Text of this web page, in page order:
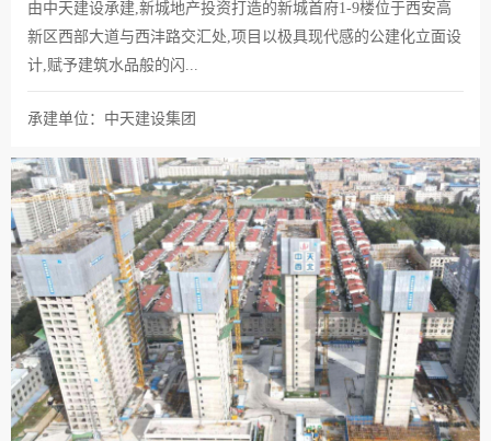
由中天建设承建,新城地产投资打造的新城首府1-9楼位于西安高
新区西部大道与西沣路交汇处,项目以极具现代感的公建化立面设
计,赋予建筑水品般的闪...
承建单位：中天建设集团